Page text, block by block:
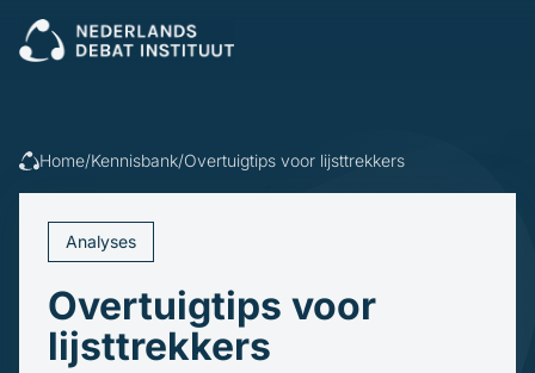
Open cursus
Incompany
Politiek
Dagvoorzitters
Debatleiders
Dagvoorzitters
Voor wie
Overheid
Bedrijfsleven
Politiek en gemeenten
Kennisbank
Blogs en video's
Home/Kennisbank/Overtuigtips voor lijsttrekkers
Analyses
Overtuigtips voor
lijsttrekkers